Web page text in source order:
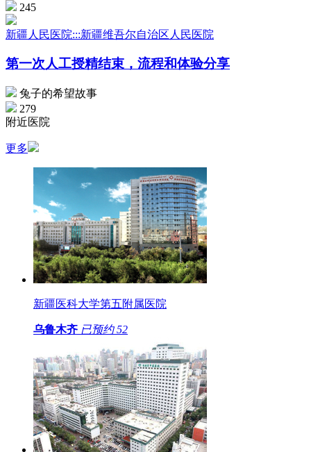
245
新疆人民医院:::新疆维吾尔自治区人民医院
第一次人工授精结束，流程和体验分享
兔子的希望故事
279
附近医院
更多
新疆医科大学第五附属医院
乌鲁木齐 已预约 52